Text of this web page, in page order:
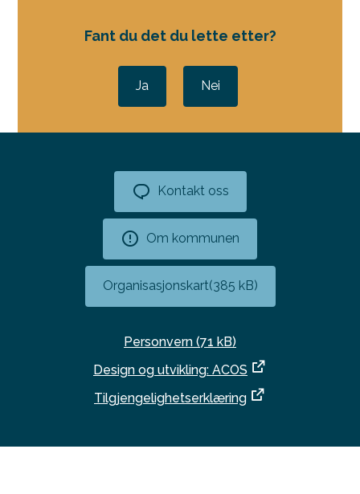
Fant du det du lette etter?
Ja Nei
Kontakt oss
Om kommunen
Organisasjonskart(385 kB)
Personvern (71 kB)
Design og utvikling: ACOS
Tilgjengelighetserklæring